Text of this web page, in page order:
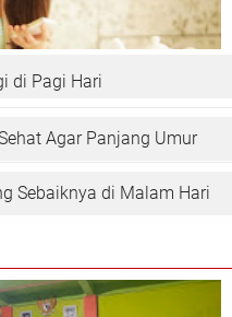
di Pagi Hari
Agar Panjang Umur
Sebaiknya di Malam Hari